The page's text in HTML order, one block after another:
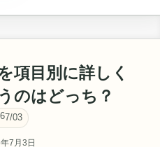
項目別に詳しく
のはどっち？
7/03
7月3日